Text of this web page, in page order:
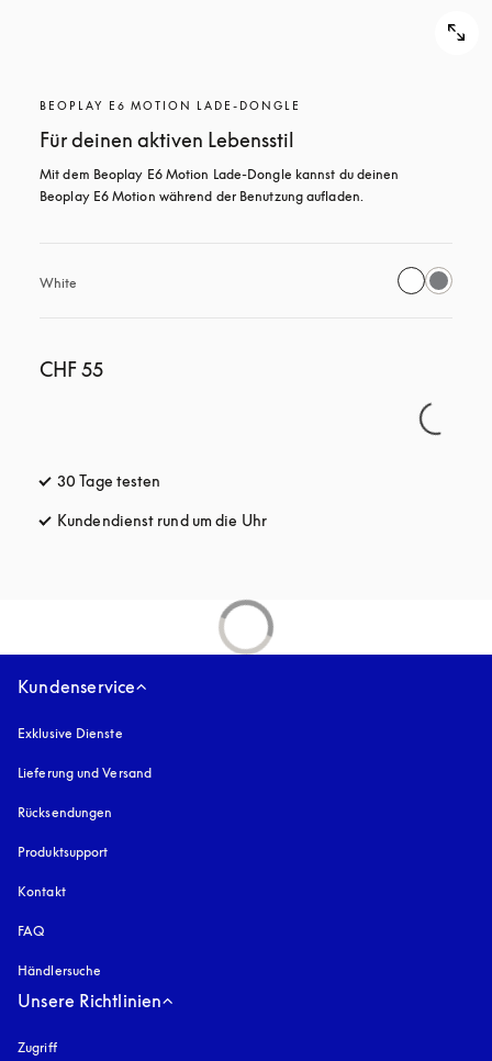
BEOPLAY E6 MOTION LADE-DONGLE
Für deinen aktiven Lebensstil
Mit dem Beoplay E6 Motion Lade-Dongle kannst du deinen
Beoplay E6 Motion während der Benutzung aufladen.
White
CHF 55
30 Tage testen
Kundendienst rund um die Uhröffnet sich in einem neuen Tab
Kundenservice
Exklusive Dienste
Lieferung und Versand
Rücksendungen
Produktsupport
Kontakt
FAQ
Händlersuche
Unsere Richtlinien
Zugrifföffnet sich in einem neuen Tab